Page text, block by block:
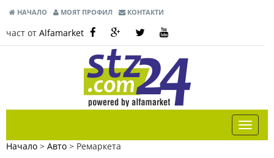
НАЧАЛО МОЯТ ПРОФИЛ КОНТАКТИ
част от Alfamarket
Начало > Авто > Ремаркета